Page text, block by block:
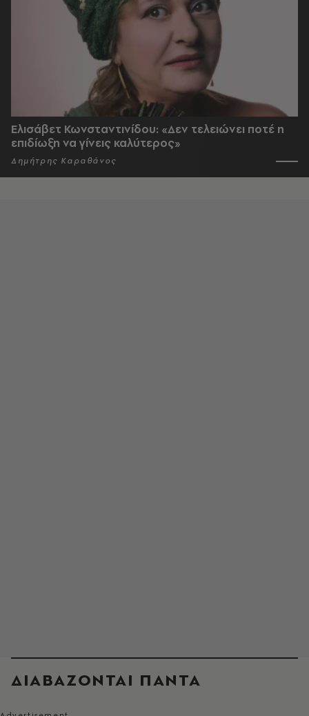
Ελισάβετ Κωνσταντινίδου: «Δεν τελειώνει ποτέ η
επιδίωξη να γίνεις καλύτερος»
Δημήτρης Καραθάνος
ΔΙΑΒΑΖΟΝΤΑΙ ΠΑΝΤΑ